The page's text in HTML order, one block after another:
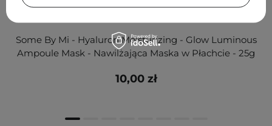
Some By Mi - Hyaluron Moisturizing - Glow Luminous
Ampoule Mask - Nawilżająca Maska w Płachcie - 25g
10,00 zł